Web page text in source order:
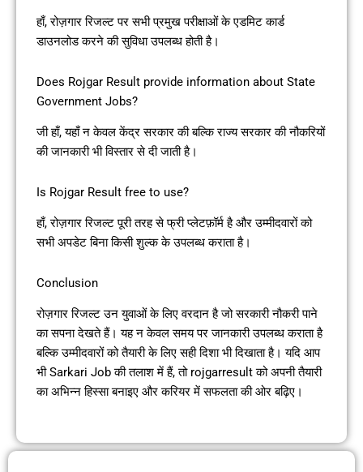
हाँ, रोज़गार रिजल्ट पर सभी प्रमुख परीक्षाओं के एडमिट कार्ड
डाउनलोड करने की सुविधा उपलब्ध होती है।
Does Rojgar Result provide information about State
Government Jobs?
जी हाँ, यहाँ न केवल केंद्र सरकार की बल्कि राज्य सरकार की नौकरियों
की जानकारी भी विस्तार से दी जाती है।
Is Rojgar Result free to use?
हाँ, रोज़गार रिजल्ट पूरी तरह से फ्री प्लेटफ़ॉर्म है और उम्मीदवारों को
सभी अपडेट बिना किसी शुल्क के उपलब्ध कराता है।
Conclusion
रोज़गार रिजल्ट उन युवाओं के लिए वरदान है जो सरकारी नौकरी पाने
का सपना देखते हैं। यह न केवल समय पर जानकारी उपलब्ध कराता है
बल्कि उम्मीदवारों को तैयारी के लिए सही दिशा भी दिखाता है। यदि आप
भी Sarkari Job की तलाश में हैं, तो rojgarresult को अपनी तैयारी
का अभिन्न हिस्सा बनाइए और करियर में सफलता की ओर बढ़िए।